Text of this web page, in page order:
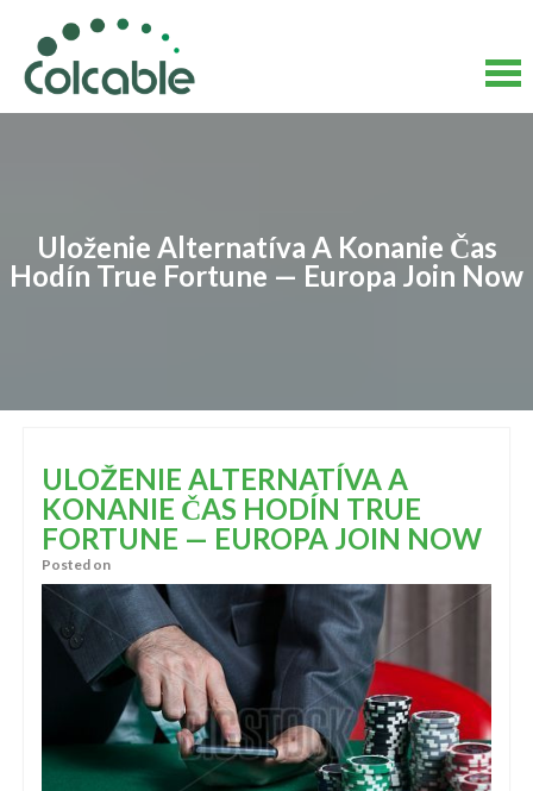
content
Uloženie Alternatíva A Konanie Čas
Hodín True Fortune — Europa Join Now
ULOŽENIE ALTERNATÍVA A
KONANIE ČAS HODÍN TRUE
FORTUNE — EUROPA JOIN NOW
Posted on